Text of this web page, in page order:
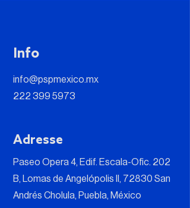
Info
info@pspmexico.mx
222 399 5973
Adresse
Paseo Opera 4, Edif. Escala-Ofic. 202
B, Lomas de Angelópolis II, 72830 San
Andrés Cholula, Puebla, México